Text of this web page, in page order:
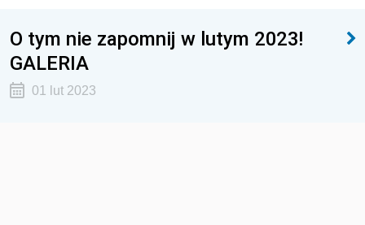
O tym nie zapomnij w lutym 2023!
GALERIA
01 lut 2023